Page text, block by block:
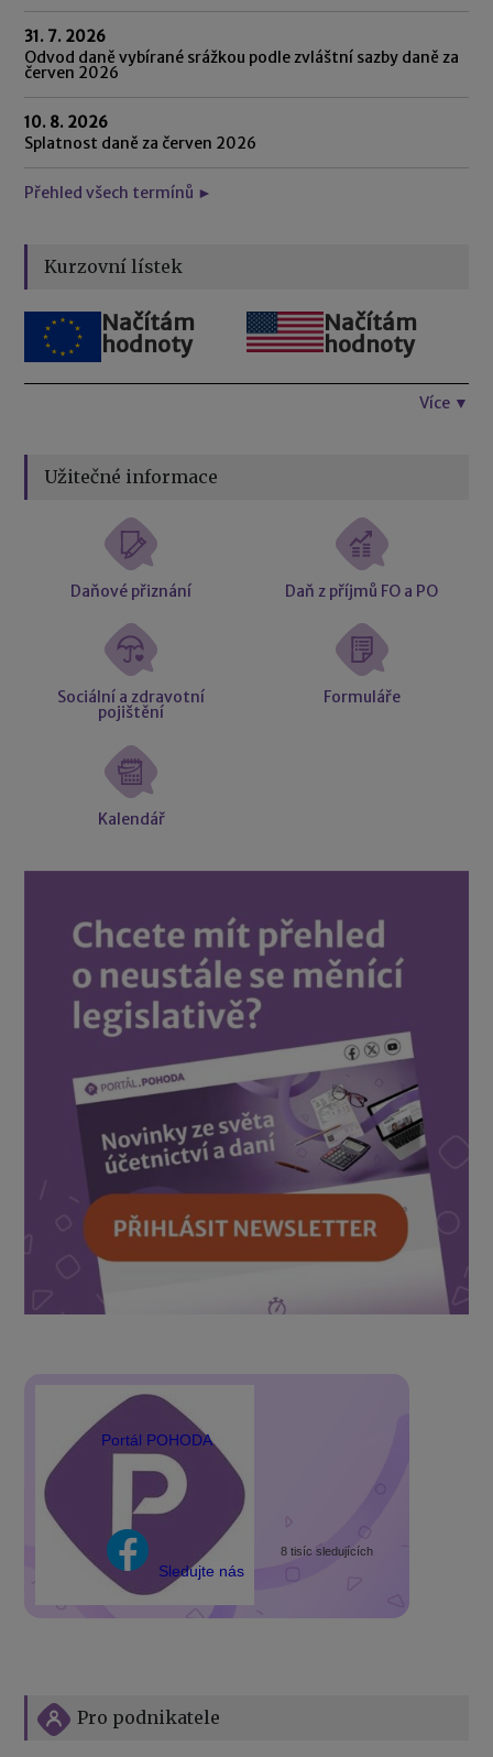
31. 7. 2026
Odvod daně vybírané srážkou podle zvláštní sazby daně za
červen 2026
10. 8. 2026
Splatnost daně za červen 2026
Přehled všech termínů ►
Kurzovní lístek
Načítám
hodnoty
Načítám
hodnoty
Více ▼
Užitečné informace
Daňové přiznání Daň z příjmů FO a PO
Sociální a zdravotní
pojištění
Formuláře
Kalendář
Portál POHODA
Sledujte nás
8 tisíc sledujících
Pro podnikatele